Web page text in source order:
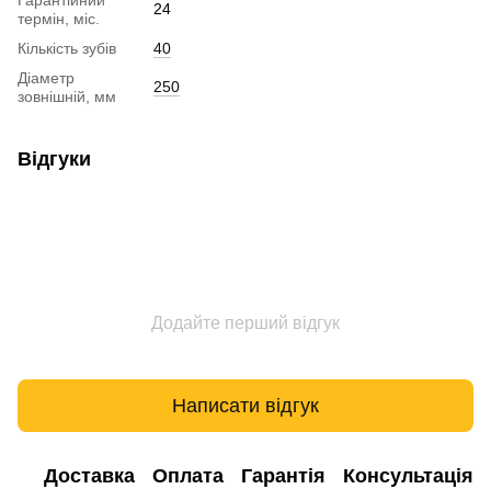
термін, міс.
24
Кількість зубів
40
Діаметр
зовнішній, мм
250
Відгуки
Додайте перший відгук
Написати відгук
Доставка Оплата Гарантія Консультація